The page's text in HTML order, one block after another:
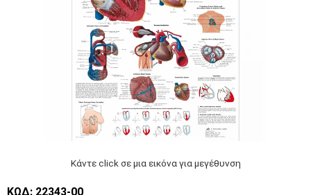
Κάντε click σε μια εικόνα για μεγέθυνση
ΚΩΔ: 22343-00